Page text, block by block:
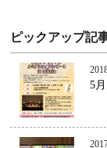
ピックアップ記
5